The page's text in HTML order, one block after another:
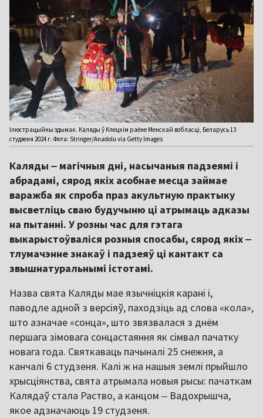
Ілюстрацыйны здымак. Каляды ў Клецкім раёне Менскай вобласці, Беларусь 13
студзеня 2024 г. Фота: Stringer/Anadolu via Getty Images
Каляды ‒ магічныя дні, насычаныя падзеямі і
абрадамі, сярод якіх асобнае месца займае
варажба як спроба праз акультную практыку
высветліць сваю будучыню ці атрымаць адказы
на пытанні. У розны час для гэтага
выкарыстоўваліся розныя спосабы, сярод якіх ‒
тлумачэнне знакаў і падзеяў ці кантакт са
звышнатуральнымі істотамі.
Назва свята Каляды мае язычніцкія карані і,
паводле адной з версіяў, паходзіць ад слова «кола»,
што азначае «сонца», што звязвалася з днём
першага зімовага сонцастаяння як сімвал пачатку
новага года. Святкаваць пачыналі 25 снежня, а
канчалі 6 студзеня. Калі ж на нашыя землі прыйшло
хрысціянства, свята атрымала новыя рысы: пачаткам
Калядаў стала Раство, а канцом ‒ Вадохрышча,
якое адзначаюць 19 студзеня.